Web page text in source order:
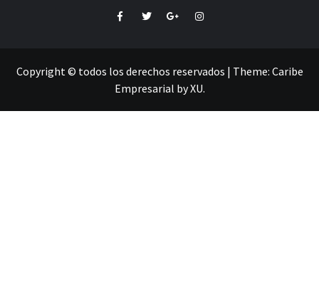
FacebookTwitterGoogle+Instagram
Copyright © todos los derechos reservados | Theme: Caribe
Empresarial byXU.